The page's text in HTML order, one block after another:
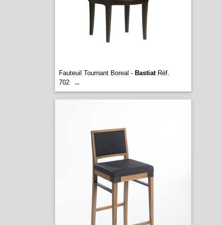
Fauteuil Tournant Boreal - BastiatRéf.
702
...